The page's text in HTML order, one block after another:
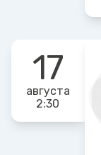
17
августа
2:30